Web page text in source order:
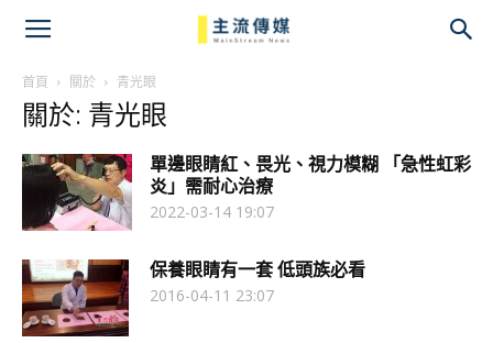
首頁 關於 青光眼
關於: 青光眼
單邊眼睛紅、畏光、視力模糊 「急性虹彩
炎」需耐心治療
2022-03-14 19:07
保養眼睛有一套 低頭族必看
2016-04-11 23:07